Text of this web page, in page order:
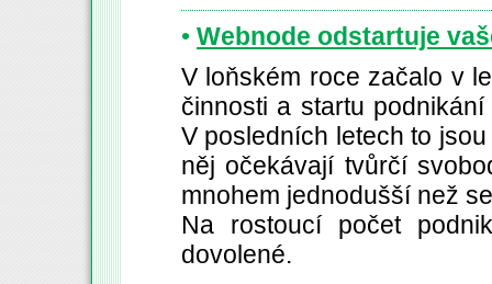
• Webnode odstartuje
V loňském roce začalo v
činnosti a startu
V posledních letech to
něj očekávají tvůrčí
mnohem jednodušší než
Na rostoucí počet
dovolené.